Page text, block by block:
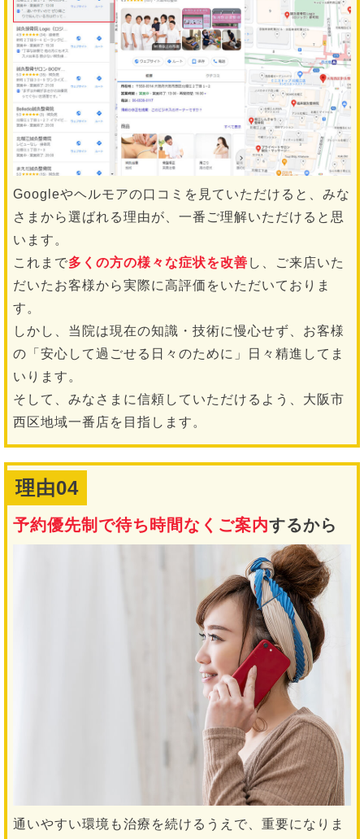
Googleやヘルモアの口コミを見ていただけると、みな
さまから選ばれる理由が、一番ご理解いただけると思
います。
これまで多くの方の様々な症状を改善 し、ご来店いた
だいたお客様から実際に高評価をいただいておりま
す。
しかし、当院は現在の知識・技術に慢心せず、お客様
の「安心して過ごせる日々のために」日々精進してま
いります。
そして、みなさまに信頼していただけるよう、大阪市
西区地域一番店を目指します。
理由04
予約優先制で待ち時間なくご案内するから
通いやすい環境も治療を続けるうえで、重要になりま